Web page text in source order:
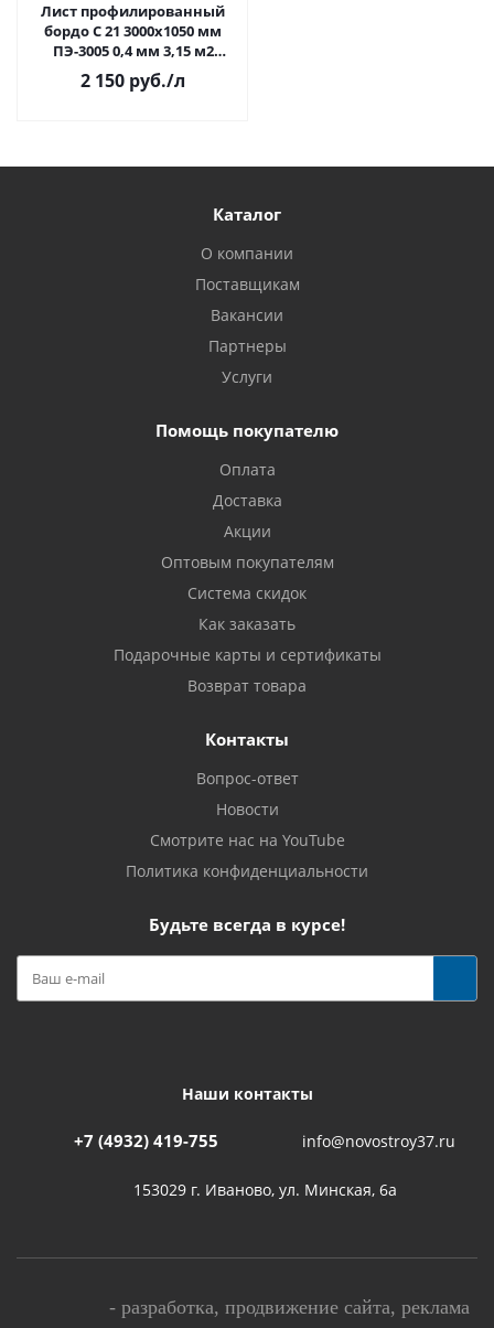
Лист профилированный
бордо С 21 3000х1050 мм
ПЭ-3005 0,4 мм 3,15 м2
РАСПРОДАЖА
2 150 руб./л
Каталог
О компании
Поставщикам
Вакансии
Партнеры
Услуги
Помощь покупателю
Оплата
Доставка
Акции
Оптовым покупателям
Система скидок
Как заказать
Подарочные карты и сертификаты
Возврат товара
Контакты
Вопрос-ответ
Новости
Смотрите нас на YouTube
Политика конфиденциальности
Будьте всегда в курсе!
Наши контакты
+7 (4932) 419-755 info@novostroy37.ru
153029 г. Иваново, ул. Минская, 6а
- разработка, продвижение сайта, реклама